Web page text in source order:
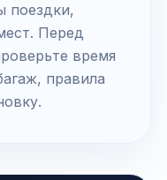
поездки,
Перед
время
правила